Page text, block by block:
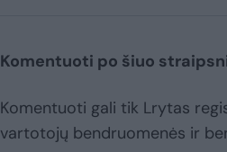
Komentuoti po šiuo
Komentuoti gali tik Lrytas
vartotojų bendruomenės ir